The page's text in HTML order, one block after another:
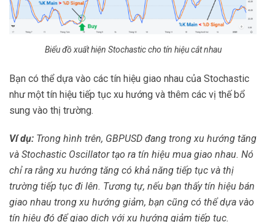
Biểu đồ xuất hiện Stochastic cho tín hiệu cắt nhau
Bạn có thể dựa vào các tín hiệu giao nhau của Stochastic
như một tín hiệu tiếp tục xu hướng và thêm các vị thế bổ
sung vào thị trường.
Ví dụ: Trong hình trên, GBPUSD đang trong xu hướng tăng
và Stochastic Oscillator tạo ra tín hiệu mua giao nhau. Nó
chỉ ra rằng xu hướng tăng có khả năng tiếp tục và thị
trường tiếp tục đi lên. Tương tự, nếu bạn thấy tín hiệu bán
giao nhau trong xu hướng giảm, bạn cũng có thể dựa vào
tín hiệu đó để giao dịch với xu hướng giảm tiếp tục.